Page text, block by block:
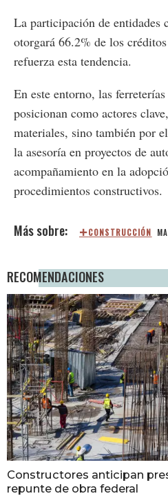
La participación de entidades
otorgará 66.2% de los
refuerza esta tendencia.
En este entorno, las
posicionan como actores
materiales, sino también por
la asesoría en proyectos de
acompañamiento en la
procedimientos constructivos.
CONSTRUCCIÓN
RECOMENDACIONES
Constructores anticipan
repunte de obra federal